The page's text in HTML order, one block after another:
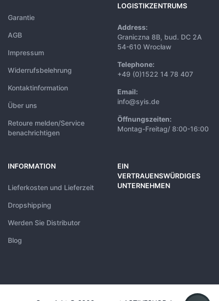
Garantie
AGB
Impressum
Widerrufsbelehrung
Kontaktinformation
Über uns
Retoure melden/Service
benachrichtigen
LOGISTIKZENTRUMS
Address:
Graniczna 8B, bud. DC 2A
54-610 Wrocław
Telephone:
+49 (0)1522 14 78 407
Email:
info@syis.de
Öffnungszeiten:
Montag-Freitag/ 8:00-16:00
INFORMATION
Lieferkosten und Lieferzeit
Dropshipping
Werden Sie Distributor
Blog
EIN
VERTRAUENSWÜRDIGES
UNTERNEHMEN